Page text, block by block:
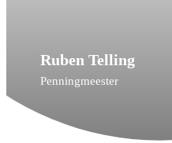
Ruben Telling
Penningmeester